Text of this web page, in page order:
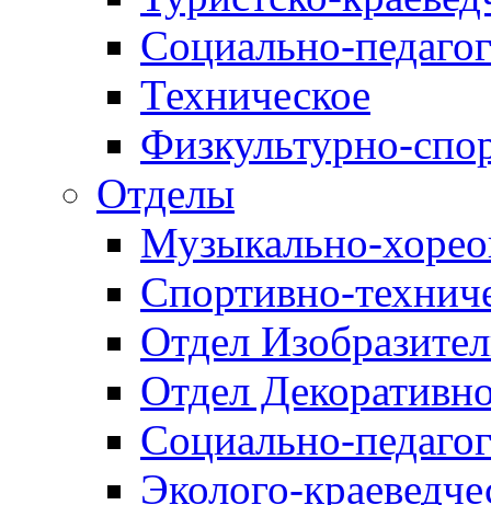
Социально-
Техническое
Физкультурно-
Отделы
Музыкально-
Спортивно-
Отдел
Отдел
Социально-
Эколого-